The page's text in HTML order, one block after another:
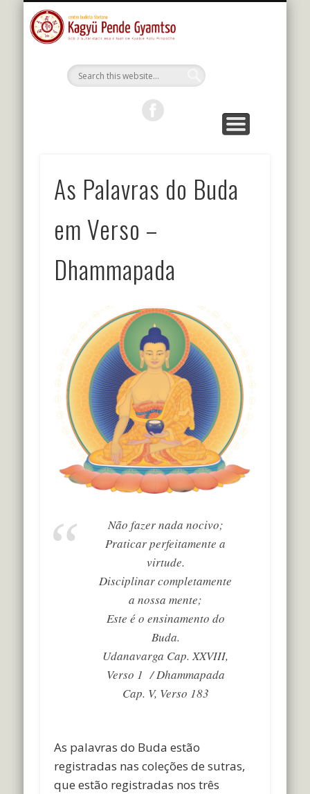
PORTUGUÊS
As Palavras do Buda
em Verso –
Dhammapada
Não fazer nada nocivo;
Praticar perfeitamente a
virtude.
Disciplinar completamente
a nossa mente;
Este é o ensinamento do
Buda.
Udanavarga Cap. XXVIII,
Verso 1 / Dhammapada
Cap. V, Verso 183
As palavras do Buda estão
registradas nas coleções de sutras,
que estão registradas nos três